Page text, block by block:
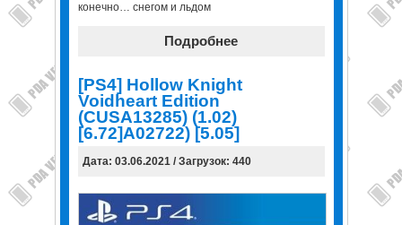
конечно… снегом и льдом
Подробнее
[PS4] Hollow Knight
Voidheart Edition
(CUSA13285) (1.02)
[6.72]A02722) [5.05]
Дата: 03.06.2021 / Загрузок: 440